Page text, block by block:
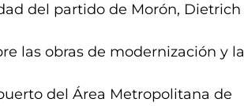
del partido de Morón, Dietrich
las obras de modernización y la
del Área Metropolitana de